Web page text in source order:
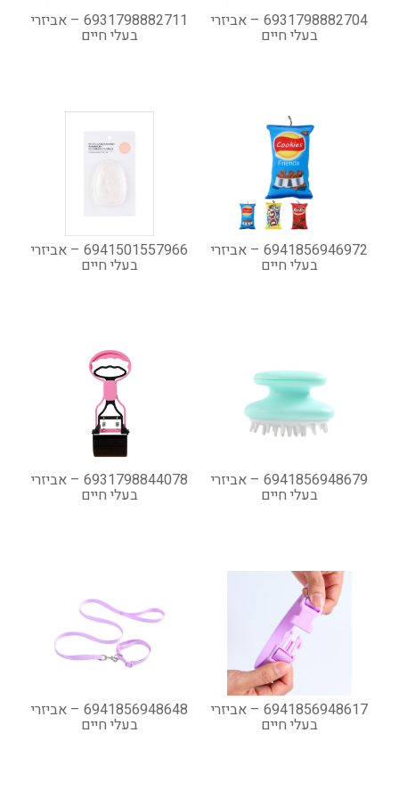
6931798882704 – אביזרי
בעלי חיים
6931798882711 – אביזרי
בעלי חיים
6941856946972 – אביזרי
בעלי חיים
6941501557966 – אביזרי
בעלי חיים
6941856948679 – אביזרי
בעלי חיים
6931798844078 – אביזרי
בעלי חיים
6941856948617 – אביזרי
בעלי חיים
6941856948648 – אביזרי
בעלי חיים